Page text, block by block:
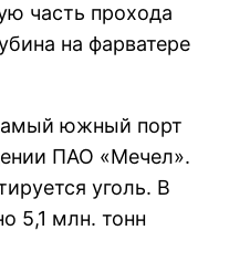
часть прохода
на фарватере
южный порт
ПАО «Мечел».
уголь. В
5,1 млн. тонн